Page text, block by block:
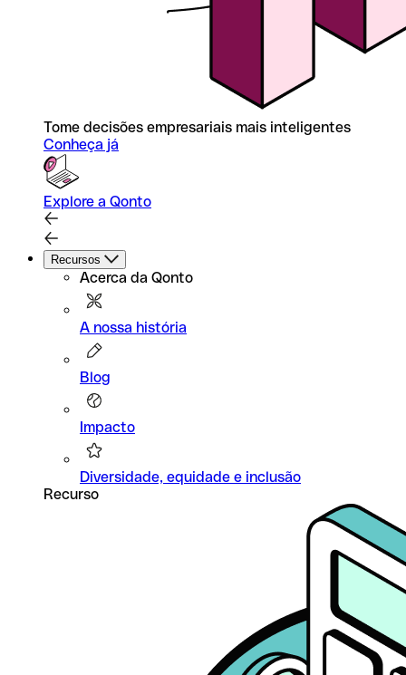
Tome decisões empresariais mais inteligentes
Conheça já
Explore a Qonto
Recursos
Acerca da Qonto
A nossa história
Blog
Impacto
Diversidade, equidade e inclusão
Recurso